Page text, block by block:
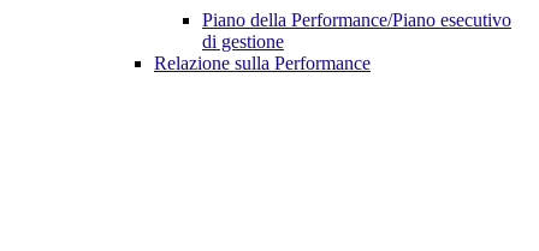
Piano della Performance/Piano esecutivo
di gestione
Relazione sulla Performance